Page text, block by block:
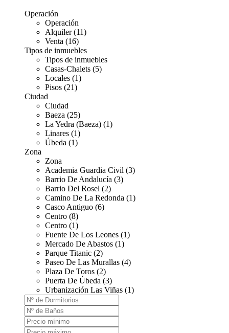
Operación
Operación
Alquiler (11)
Venta (16)
Tipos de inmuebles
Tipos de inmuebles
Casas-Chalets (5)
Locales (1)
Pisos (21)
Ciudad
Ciudad
Baeza (25)
La Yedra (Baeza) (1)
Linares (1)
Úbeda (1)
Zona
Zona
Academia Guardia Civil (3)
Barrio De Andalucía (3)
Barrio Del Rosel (2)
Camino De La Redonda (1)
Casco Antiguo (6)
Centro (8)
Centro (1)
Fuente De Los Leones (1)
Mercado De Abastos (1)
Parque Titanic (2)
Paseo De Las Murallas (4)
Plaza De Toros (2)
Puerta De Úbeda (3)
Urbanización Las Viñas (1)